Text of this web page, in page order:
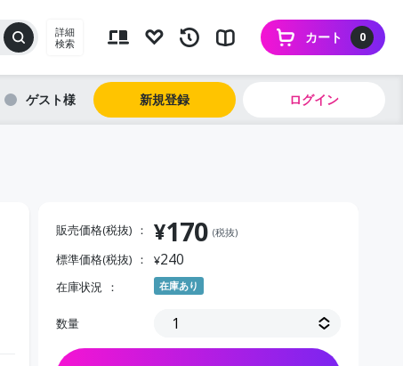
詳細
検索
0
カート
ゲスト 新規登録 ログイン
販売価格(税抜) ¥170 (税抜)
標準価格(税抜) ¥240
在庫状況 在庫あり
数量